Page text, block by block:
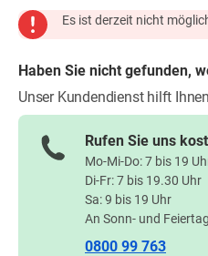
Es ist derzeit nicht
Haben Sie nicht gefunden,
Unser Kundendienst hilft
Rufen Sie uns
Mo-Mi-Do: 7 bis 19
Di-Fr: 7 bis 19.30 Uhr
Sa: 9 bis 19 Uhr
An Sonn- und
0800 99 763